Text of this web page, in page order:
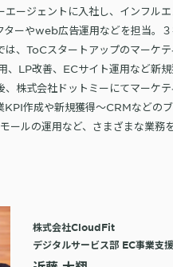
エージェントに入社し、インフル
ターやweb広告運用などを担当。
は、ToCスタートアップのマーケテ
、LP改善、ECサイト運用など新
、株式会社ドットミーにてマーケ
KPI作成や新規獲得〜CRMなどの
ールの運用など、さまざまな業務
株式会社CloudFit
デジタルサービス部 EC事業支